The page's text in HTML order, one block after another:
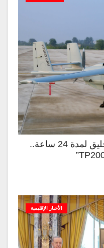
بحمولة طن وقدرة على التحليق لمدة 24 ساعة..
الأخبار الإقليمية